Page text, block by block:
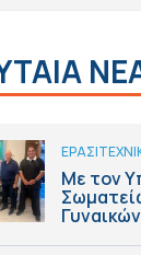
Με τον
Γυναικών